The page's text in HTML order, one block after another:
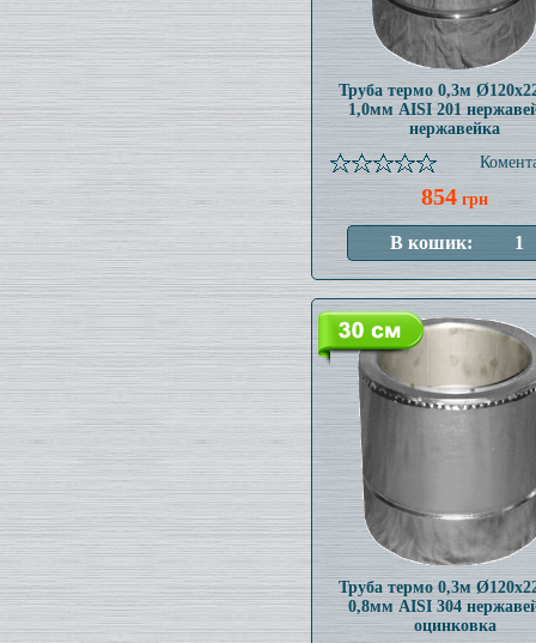
Труба термо 0,3м
1,0мм AISI 201
нержавейка
854 грн
Труба термо 0,3м
0,8мм AISI 304
оцинковка